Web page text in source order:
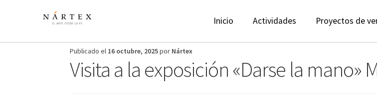
navegación
Inicio Actividades Proyectos de
Publicado el 16 octubre, 2025por Nártex
Visita a la exposición «Darse la mano»